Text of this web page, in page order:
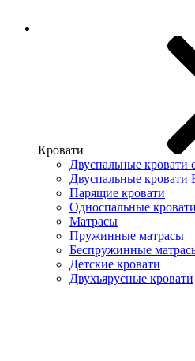
Кровати
Двуспальные
Двуспальные кровати
Парящие кровати
Односпальные кровати
Матрасы
Пружинные матрасы
Беспружинные
Детские кровати
Двухъярусные кровати